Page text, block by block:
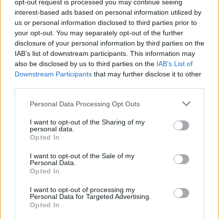
opt-out request is processed you may continue seeing
interest-based ads based on personal information utilized by
us or personal information disclosed to third parties prior to
your opt-out. You may separately opt-out of the further
disclosure of your personal information by third parties on the
IAB’s list of downstream participants. This information may
also be disclosed by us to third parties on the IAB’s List of
Downstream Participants that may further disclose it to other
Personal Data Processing Opt Outs
I want to opt-out of the Sharing of my
personal data.
Opted In
I want to opt-out of the Sale of my
Personal Data.
Opted In
I want to opt-out of processing my
Personal Data for Targeted Advertising.
Opted In
mattina, a polemizzare con la
balzana idea dei presidenti di
club cadetti di cambiare il nome
della serie B in A/2.
06/12/2009
Maroni in Lombardia, l'ultima
idea del Cav
«Cassano? Lippi può cambiare
idea»